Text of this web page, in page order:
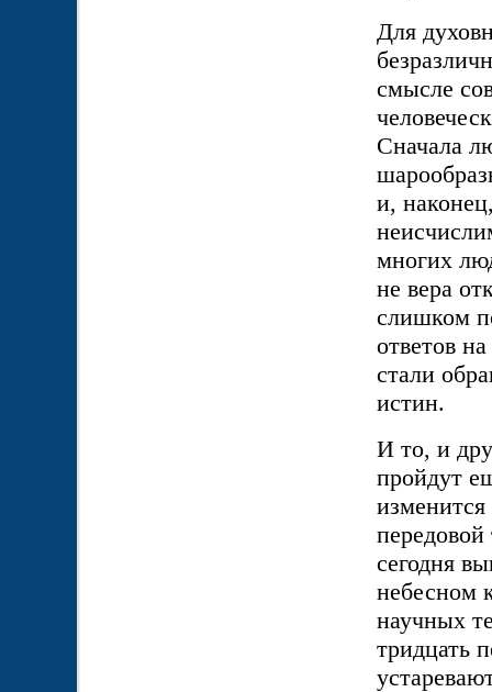
Для
смысле
Сначала
и,
многих
не вера
слишком
ответов
стали
истин.
И то, и
пройдут
изменится
передовой
сегодня
небесном
научных
тридцать